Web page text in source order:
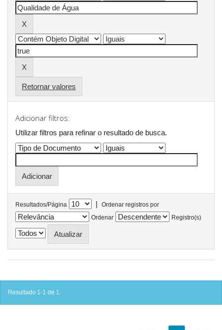
Retornar valores
Adicionar filtros:
Utilizar filtros para refinar o resultado de busca.
Resultados/Página |
Ordenar registros por
Ordenar
Registro(s)
Resultado 1-1 de 1.